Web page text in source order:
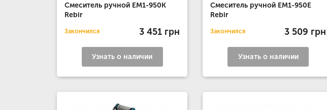
Смеситель ручной EM1-950K
Rebir
Закончился 3 451 грн
Узнать о наличии
Смеситель ручной EM1-950Е
Rebir
Закончился 3 509 грн
Узнать о наличии